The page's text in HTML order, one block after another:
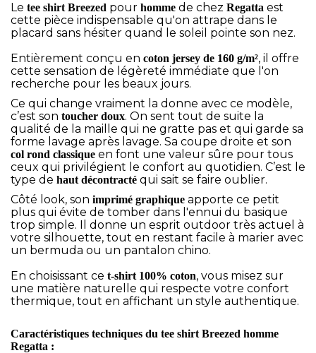
Le tee shirt Breezed pour homme de chez Regatta est
cette pièce indispensable qu'on attrape dans le
placard sans hésiter quand le soleil pointe son nez.
Entièrement conçu en coton jersey de 160 g/m², il offre
cette sensation de légèreté immédiate que l'on
recherche pour les beaux jours.
Ce qui change vraiment la donne avec ce modèle,
c’est son toucher doux. On sent tout de suite la
qualité de la maille qui ne gratte pas et qui garde sa
forme lavage après lavage. Sa coupe droite et son
col rond classique en font une valeur sûre pour tous
ceux qui privilégient le confort au quotidien. C’est le
type de haut décontracté qui sait se faire oublier.
Côté look, son imprimé graphique apporte ce petit
plus qui évite de tomber dans l'ennui du basique
trop simple. Il donne un esprit outdoor très actuel à
votre silhouette, tout en restant facile à marier avec
un bermuda ou un pantalon chino.
En choisissant ce t-shirt 100% coton, vous misez sur
une matière naturelle qui respecte votre confort
thermique, tout en affichant un style authentique.
Caractéristiques techniques du tee shirt Breezed homme
Regatta :